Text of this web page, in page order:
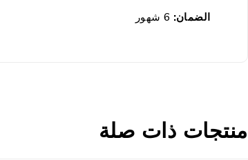
الضمان: 6 شهور
منتجات ذات صلة